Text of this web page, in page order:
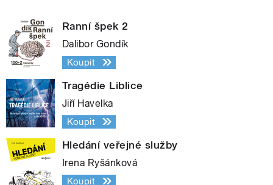
Ranní špek 2
Dalibor Gondík
Koupit
Tragédie Liblice
Jiří Havelka
Koupit
Hledání veřejné služby
Irena Ryšánková
Koupit